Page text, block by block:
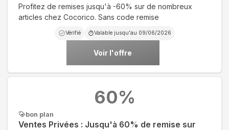
Profitez de remises jusqu'à -60% sur de nombreux
articles chez Cocorico. Sans code remise
Vérifié Valable jusqu'au 09/06/2026
Voir l'offre
bon plan
Ventes Privées : Jusqu'à 60% de remise sur
60%